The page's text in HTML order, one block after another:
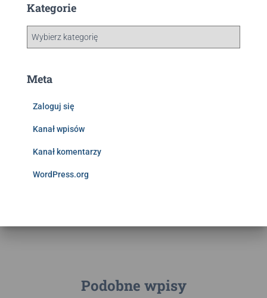
Kategorie
Meta
Zaloguj się
Kanał wpisów
Kanał komentarzy
WordPress.org
Podobne wpisy